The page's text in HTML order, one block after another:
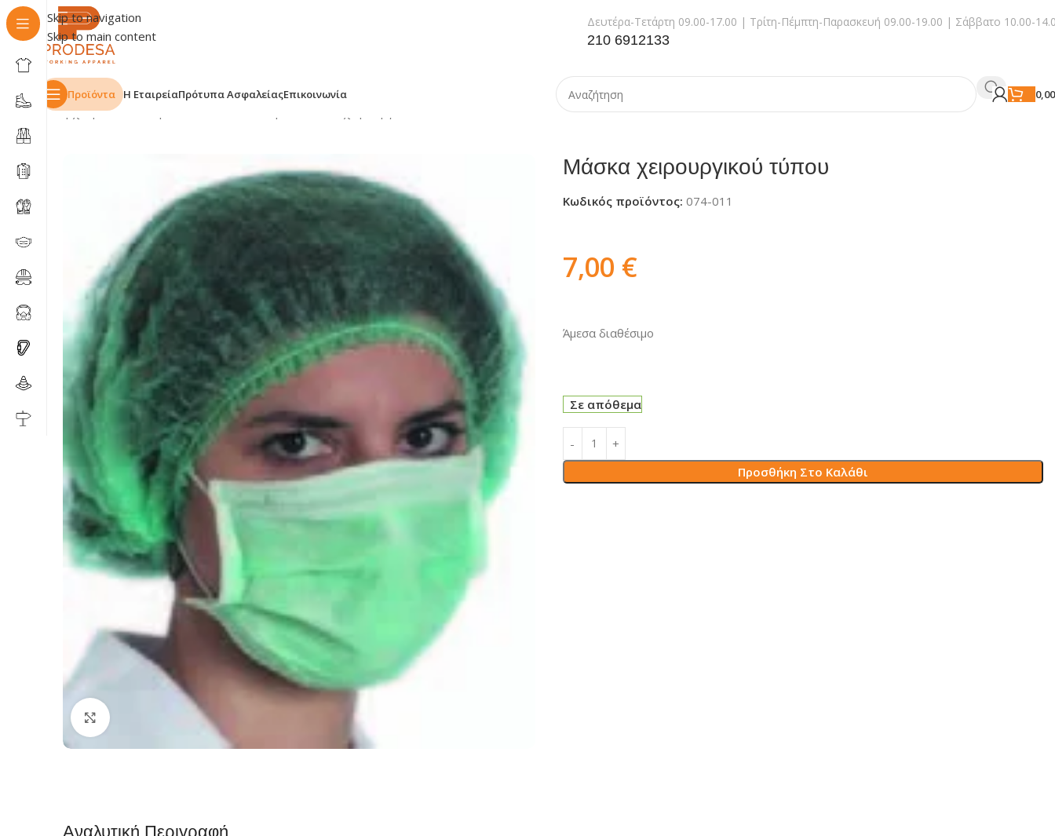
Skip to navigation
Skip to main content
Δευτέρα-Τετάρτη 09.00-17.00 | Τρίτη-Πέμπτη-Παρασκευή 09.00-19.00 | Σάββατο 10.00-
210 6912133
Προϊόντα Η ΕταιρείαΠρότυπα ΑσφαλείαςΕπικοινωνία
Αρχική σελίδα
Μάσκα χειρουργικού τύπου
Κωδικός προϊόντος: 074-011
7,00 €
Άμεσα διαθέσιμο
Σε απόθεμα
Προσθήκη Στο Καλάθι
Αναλυτική Περιγραφή